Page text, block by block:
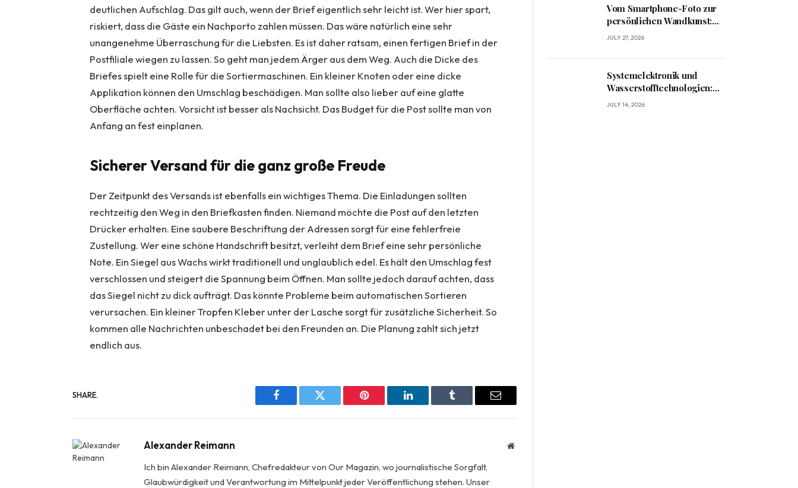
deutlichen Aufschlag. Das gilt auch, wenn der Brief eigentlich sehr leicht ist. Wer hier spart,
riskiert, dass die Gäste ein Nachporto zahlen müssen. Das wäre natürlich eine sehr
unangenehme Überraschung für die Liebsten. Es ist daher ratsam, einen fertigen Brief in der
Postfiliale wiegen zu lassen. So geht man jedem Ärger aus dem Weg. Auch die Dicke des
Briefes spielt eine Rolle für die Sortiermaschinen. Ein kleiner Knoten oder eine dicke
Applikation können den Umschlag beschädigen. Man sollte also lieber auf eine glatte
Oberfläche achten. Vorsicht ist besser als Nachsicht. Das Budget für die Post sollte man von
Anfang an fest einplanen.
Sicherer Versand für die ganz große Freude
Der Zeitpunkt des Versands ist ebenfalls ein wichtiges Thema. Die Einladungen sollten
rechtzeitig den Weg in den Briefkasten finden. Niemand möchte die Post auf den letzten
Drücker erhalten. Eine saubere Beschriftung der Adressen sorgt für eine fehlerfreie
Zustellung. Wer eine schöne Handschrift besitzt, verleiht dem Brief eine sehr persönliche
Note. Ein Siegel aus Wachs wirkt traditionell und unglaublich edel. Es hält den Umschlag fest
verschlossen und steigert die Spannung beim Öffnen. Man sollte jedoch darauf achten, dass
das Siegel nicht zu dick aufträgt. Das könnte Probleme beim automatischen Sortieren
verursachen. Ein kleiner Tropfen Kleber unter der Lasche sorgt für zusätzliche Sicherheit. So
kommen alle Nachrichten unbeschadet bei den Freunden an. Die Planung zahlt sich jetzt
endlich aus.
SHARE.
Facebook Twitter Pinterest LinkedIn Tumblr Email
Alexander Reimann Website
Ich bin Alexander Reimann, Chefredakteur von Our Magazin, wo journalistische Sorgfalt,
Glaubwürdigkeit und Verantwortung im Mittelpunkt jeder Veröffentlichung stehen. Unser
Vom Smartphone-Foto zur
persönlichen Wandkunst:
Kreative Ideen für
JULY 27, 2026
Systemelektronik und
Wasserstofftechnologien:
Wie BRIGHT die Mobilität
JULY 14, 2026